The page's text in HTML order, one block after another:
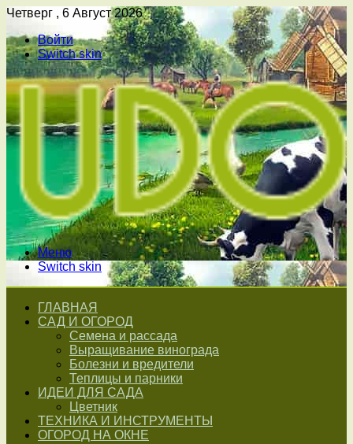
Четверг , 6 Август 2026
Войти
Switch skin
Меню
Switch skin
ГЛАВНАЯ
САД И ОГОРОД
Семена и рассада
Выращивание винограда
Болезни и вредители
Теплицы и парники
ИДЕИ ДЛЯ САДА
Цветник
ТЕХНИКА И ИНСТРУМЕНТЫ
ОГОРОД НА ОКНЕ